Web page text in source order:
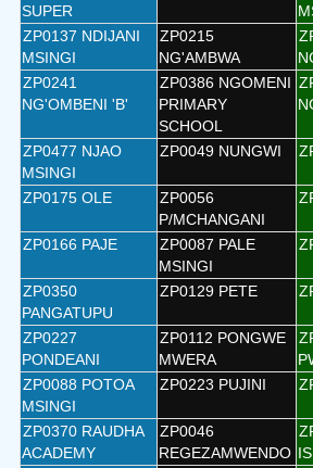
SUPER
ZP0137 NDIJANI
MSINGI
ZP0215
NG'AMBWA
ZP0241
NG'OMBENI 'B'
ZP0386 NGOMENI
PRIMARY
SCHOOL
ZP0477 NJAO
MSINGI
ZP0049 NUNGWI
ZP0175 OLE
ZP0056
P/MCHANGANI
ZP0166 PAJE
ZP0087 PALE
MSINGI
ZP0350
PANGATUPU
ZP0129 PETE
ZP0227
PONDEANI
ZP0112 PONGWE
MWERA
ZP0088 POTOA
MSINGI
ZP0223 PUJINI
ZP0370 RAUDHA
ACADEMY
ZP0046
REGEZAMWENDO